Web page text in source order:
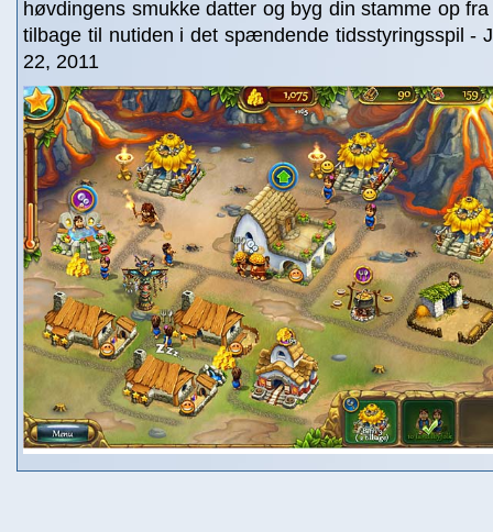
høvdingens smukke datter og byg din stamme op
tilbage til nutiden i det spændende tidsstyringsspil -
22, 2011